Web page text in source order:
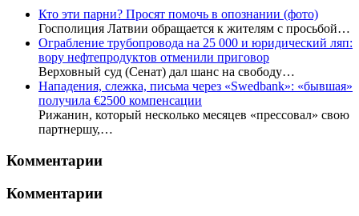
Кто эти парни? Просят помочь в опознании (фото)
Госполиция Латвии обращается к жителям с просьбой…
Ограбление трубопровода на 25 000 и юридический ляп:
вору нефтепродуктов отменили приговор
Верховный суд (Сенат) дал шанс на свободу…
Нападения, слежка, письма через «Swedbank»: «бывшая»
получила €2500 компенсации
Рижанин, который несколько месяцев «прессовал» свою
партнершу,…
Комментарии
Комментарии